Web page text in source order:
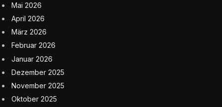
Mai 2026
April 2026
März 2026
Februar 2026
Januar 2026
Dezember 2025
November 2025
Oktober 2025